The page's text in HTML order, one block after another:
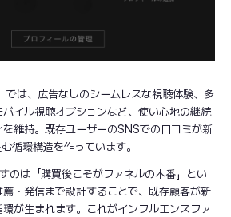
では、広告なしのシームレスな視聴体験、多
イル視聴オプションなど、使い心地の継続
維持。既存ユーザーのSNSでの口コミが新
循環構造を作っています。
のは「購買後こそがファネルの本番」とい
・発信まで設計することで、既存顧客が新
が生まれます。これがインフルエンスファ